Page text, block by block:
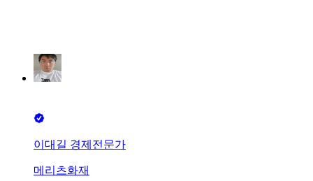
이대길 경제전문가
메리츠화재